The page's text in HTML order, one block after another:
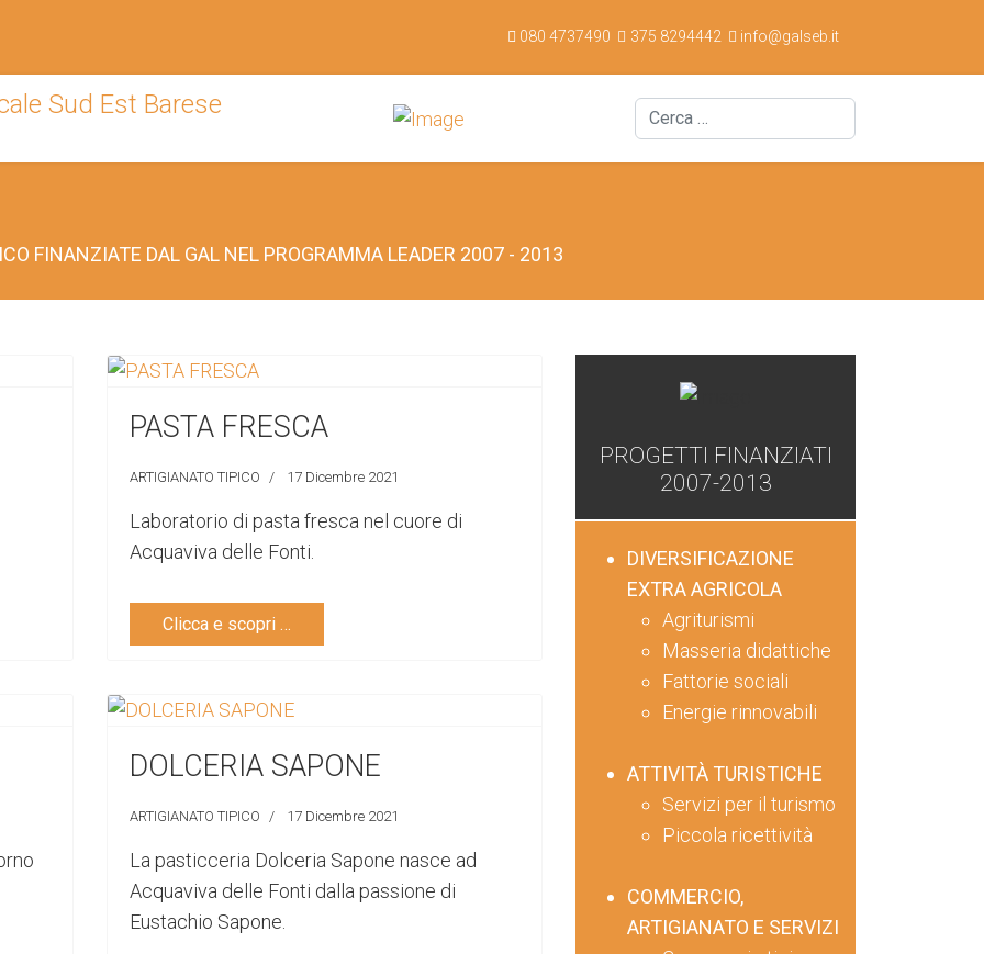
080 4737490 375 8294442 info@galseb.it
Cerca
FINANZIATE DAL GAL NEL PROGRAMMA LEADER 2007 - 2013
PASTA FRESCA
ARTIGIANATO TIPICO 17 Dicembre 2021
Laboratorio di pasta fresca nel cuore di
Acquaviva delle Fonti.
Clicca e scopri …
DOLCERIA SAPONE
ARTIGIANATO TIPICO 17 Dicembre 2021
La pasticceria Dolceria Sapone nasce ad
Acquaviva delle Fonti dalla passione di
Eustachio Sapone.
PROGETTI FINANZIATI
2007-2013
DIVERSIFICAZIONE
EXTRA AGRICOLA
Agriturismi
Masseria didattiche
Fattorie sociali
Energie rinnovabili
ATTIVITÀ TURISTICHE
Servizi per il turismo
Piccola ricettività
COMMERCIO,
ARTIGIANATO E SERVIZI